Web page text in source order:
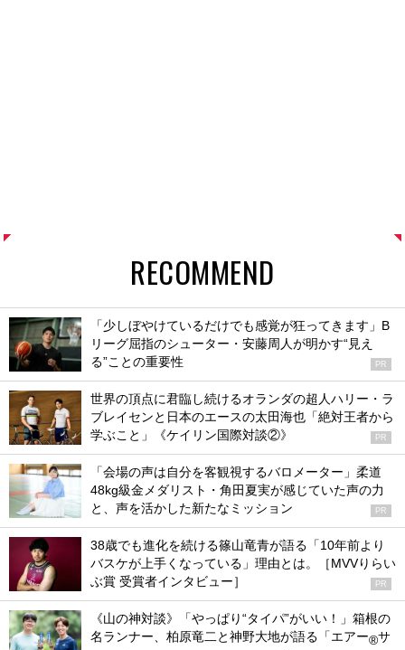
RECOMMEND
「少しぼやけているだけでも感覚が狂ってきます」B
リーグ屈指のシューター・安藤周人が明かす“見え
る”ことの重要性
PR
世界の頂点に君臨し続けるオランダの超人ハリー・ラ
ブレイセンと日本のエースの太田海也「絶対王者から
学ぶこと」《ケイリン国際対談②》
PR
「会場の声は自分を客観視するバロメーター」柔道
48kg級金メダリスト・角田夏実が感じていた声の力
と、声を活かした新たなミッション
PR
38歳でも進化を続ける篠山竜青が語る「10年前より
バスケが上手くなっている」理由とは。［MVVりらい
ぶ賞 受賞者インタビュー］
PR
《山の神対談》「やっぱり“タイパ”がいい！」箱根の
名ランナー、柏原竜二と神野大地が語る「エアー®サ